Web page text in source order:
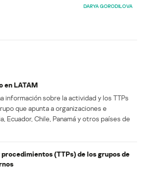
DARYA GORODILOVA
en LATAM
información sobre la actividad y los TTPs
que apunta a organizaciones e
Ecuador, Chile, Panamá y otros países de
(TTPs) de los grupos de